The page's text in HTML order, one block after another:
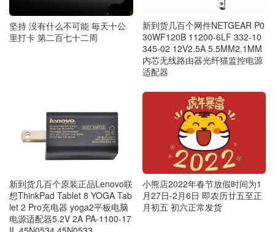
坚持 没有什么不可能 毎天十公
里打卡 第二百七十二周
新到货几百个网件NETGEAR P0
30WF120B 11200-6LF 332-10
345-02 12V2.5A 5.5MM2.1MM
内芯无线路由器光纤猫监控电源
适配器
新到货几百个原装正品Lenovo联
想ThinkPad Tablet 8 YOGA Tab
let 2 Pro充电器 yoga2平板电脑
电源适配器5.2V 2A PA-1100-17
小熊店2022年春节放假时间为1
月27日-2月6日 即农历廿五至正
月初五 初六正常发货